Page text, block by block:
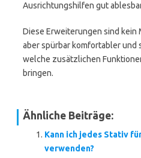
Ausrichtungshilfen gut
Diese Erweiterungen sind kein
aber spürbar komfortabler und
welche zusätzlichen
bringen.
Ähnliche Beiträge:
Kann ich jedes Stativ
verwenden?